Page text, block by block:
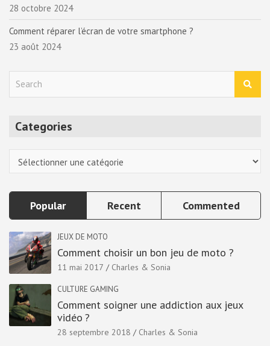
28 octobre 2024
Comment réparer l’écran de votre smartphone ?
23 août 2024
Categories
Popular Recent Commented
JEUX DE MOTO
Comment choisir un bon jeu de moto ?
11 mai 2017 Charles & Sonia
CULTURE GAMING
Comment soigner une addiction aux jeux
vidéo ?
28 septembre 2018 Charles & Sonia